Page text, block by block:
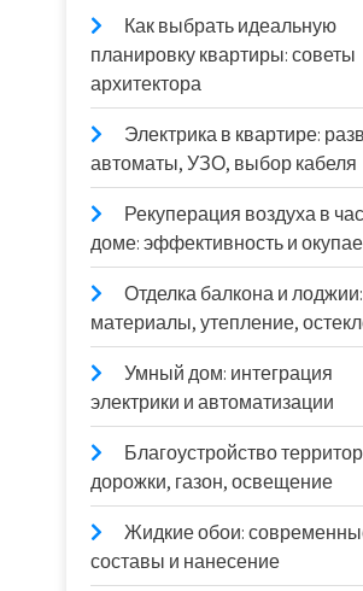
Как выбрать идеальную
планировку квартиры: советы
архитектора
Электрика в квартире:
автоматы, УЗО, выбор кабеля
Рекуперация воздуха в
доме: эффективность и
Отделка балкона и лоджии:
материалы, утепление,
Умный дом: интеграция
электрики и автоматизации
Благоустройство
дорожки, газон, освещение
Жидкие обои:
составы и нанесение